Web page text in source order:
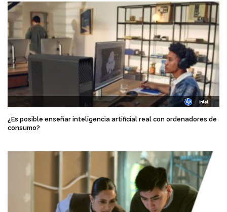
¿Es posible enseñar inteligencia artificial real con ordenadores de
consumo?